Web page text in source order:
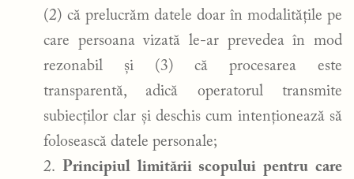
(2) că prelucrăm datele doar în modalitățile pe
care persoana vizată le-ar prevedea în mod
rezonabil și (3) că procesarea este
transparentă, adică operatorul transmite
subiecților clar și deschis cum intenționează să
folosească datele personale;
Principiul limitării scopului pentru care